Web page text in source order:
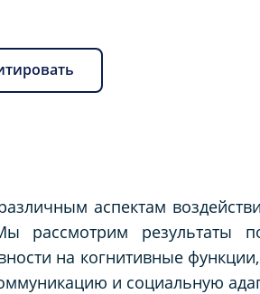
аспектам
рассмотрим результаты
на когнитивные
и социальную